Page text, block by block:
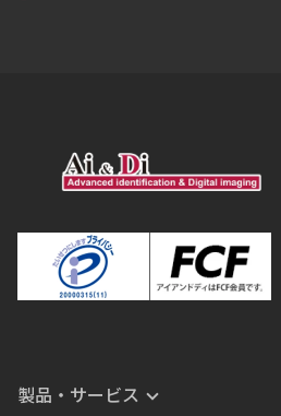
製品・サービス